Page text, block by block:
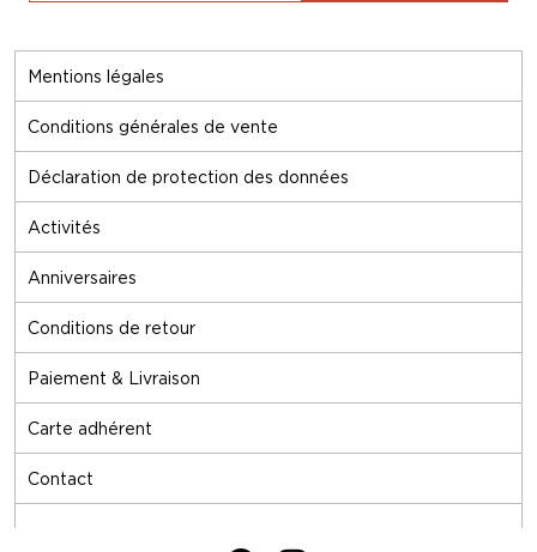
Mentions légales
Conditions générales de vente
Déclaration de protection des données
Activités
Anniversaires
Conditions de retour
Paiement & Livraison
Carte adhérent
Contact